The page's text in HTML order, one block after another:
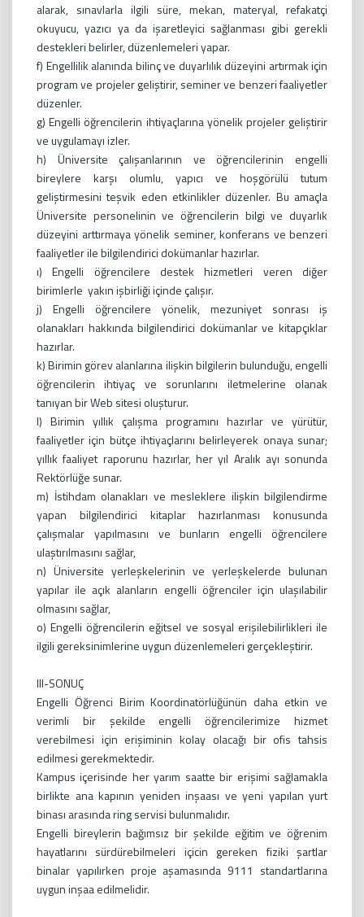
alarak, sınavlarla ilgili süre, mekan, materyal, refakatçi
okuyucu, yazıcı ya da işaretleyici sağlanması gibi gerekli
destekleri belirler, düzenlemeleri yapar.
f) Engellilik alanında bilinç ve duyarlılık düzeyini artırmak için
program ve projeler geliştirir, seminer ve benzeri faaliyetler
düzenler.
g) Engelli öğrencilerin ihtiyaçlarına yönelik projeler geliştirir
ve uygulamayı izler.
h) Üniversite çalışanlarının ve öğrencilerinin engelli
bireylere karşı olumlu, yapıcı ve hoşgörülü tutum
geliştirmesini teşvik eden etkinlikler düzenler. Bu amaçla
Üniversite personelinin ve öğrencilerin bilgi ve duyarlık
düzeyini arttırmaya yönelik seminer, konferans ve benzeri
faaliyetler ile bilgilendirici dokümanlar hazırlar.
ı) Engelli öğrencilere destek hizmetleri veren diğer
birimlerle yakın işbirliği içinde çalışır.
j) Engelli öğrencilere yönelik, mezuniyet sonrası iş
olanakları hakkında bilgilendirici dokümanlar ve kitapçıklar
hazırlar.
k) Birimin görev alanlarına ilişkin bilgilerin bulunduğu, engelli
öğrencilerin ihtiyaç ve sorunlarını iletmelerine olanak
tanıyan bir Web sitesi oluşturur.
l) Birimin yıllık çalışma programını hazırlar ve yürütür,
faaliyetler için bütçe ihtiyaçlarını belirleyerek onaya sunar;
yıllık faaliyet raporunu hazırlar, her yıl Aralık ayı sonunda
Rektörlüğe sunar.
m) İstihdam olanakları ve mesleklere ilişkin bilgilendirme
yapan bilgilendirici kitaplar hazırlanması konusunda
çalışmalar yapılmasını ve bunların engelli öğrencilere
ulaştırılmasını sağlar,
n) Üniversite yerleşkelerinin ve yerleşkelerde bulunan
yapılar ile açık alanların engelli öğrenciler için ulaşılabilir
olmasını sağlar,
o) Engelli öğrencilerin eğitsel ve sosyal erişilebilirlikleri ile
ilgili gereksinimlerine uygun düzenlemeleri gerçekleştirir.
III-SONUÇ
Engelli Öğrenci Birim Koordinatörlüğünün daha etkin ve
verimli bir şekilde engelli öğrencilerimize hizmet
verebilmesi için erişiminin kolay olacağı bir ofis tahsis
edilmesi gerekmektedir.
Kampus içerisinde her yarım saatte bir erişimi sağlamakla
birlikte ana kapının yeniden inşaası ve yeni yapılan yurt
binası arasında ring servisi bulunmalıdır.
Engelli bireylerin bağımsız bir şekilde eğitim ve öğrenim
hayatlarını sürdürebilmeleri içicin gereken fiziki şartlar
binalar yapılırken proje aşamasında 9111 standartlarına
uygun inşaa edilmelidir.